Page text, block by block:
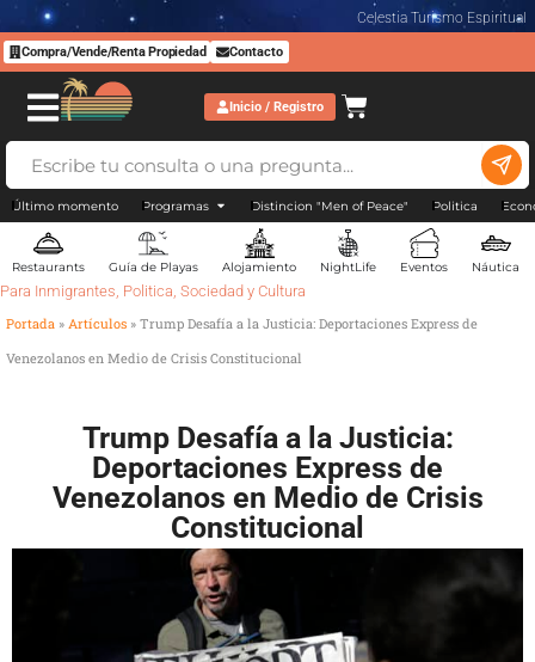
Celestia Turismo Espiritual
Compra/Vende/Renta Propiedad Contacto
Inicio / Registro
Último momento Programas Distincion "Men of Peace" Politica
Restaurants Guía de Playas Alojamiento NightLife Eventos Náutica
Para Inmigrantes, Politica, Sociedad y Cultura
Portada » Artículos » Trump Desafía a la Justicia: Deportaciones Express de
Venezolanos en Medio de Crisis Constitucional
Trump Desafía a la Justicia:
Deportaciones Express de
Venezolanos en Medio de Crisis
Constitucional